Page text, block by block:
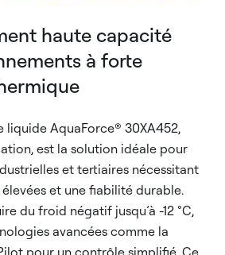
haute capacité
à forte
liquide AquaForce® 30XA452,
est la solution idéale pour
et tertiaires nécessitant
et une fiabilité durable.
du froid négatif jusqu’à -12 °C,
avancées comme la
pour un contrôle simplifié. Ce